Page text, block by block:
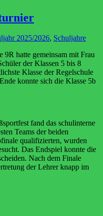
2025/2026, Schuljahre
9R hatte gemeinsam mit Frau
der Klassen 5 bis 8
Klasse der Regelschule
konnte sich die Klasse 5b
fand das schulinterne
Teams der beiden
qualifizierten, wurden
Das Endspiel konnte die
Nach dem Finale
der Lehrer knapp im